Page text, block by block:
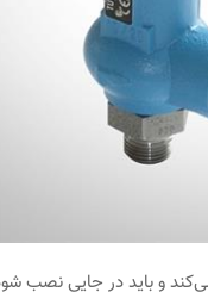
و باید در جایی نصب